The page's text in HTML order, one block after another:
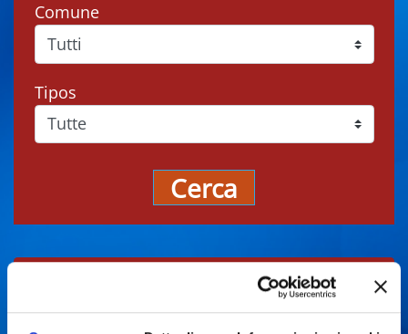
Comune
Tipos
Cerca
Gli eventi potrebbero subire variazioni,
contattare sempre gli organizzatori prima di